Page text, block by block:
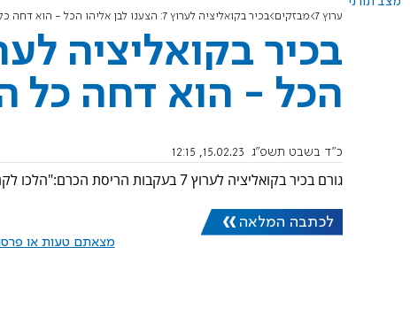
ערוץ 7 מבזקים בכיר בקואליציה לערוץ 7: הצענו לבן אליהו הכל - הוא דחה כל הצעה
הכל - הוא דחה כל
כ"ד בשבט תשפ"ג 15.02.23, 12:15
גורם בכיר בקואליציה לערוץ 7 בעקבות הריסת הכרם:"הלכו לקראתו על ימין ועל שמאל, הוא לא עמד בשלבים אליהם התחייב".
לכתבה המלאה
מצאתם טעות או